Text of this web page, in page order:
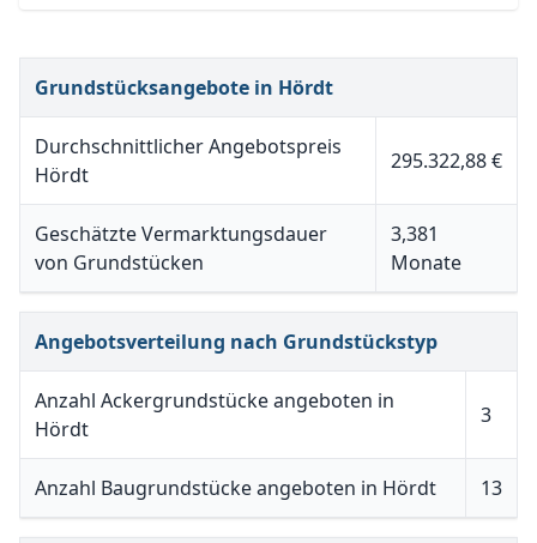
Grundstücksangebote in Hördt
Durchschnittlicher Angebotspreis
Hördt
295.322,88 €
Geschätzte Vermarktungsdauer
von Grundstücken
3,381
Monate
Angebotsverteilung nach Grundstückstyp
Anzahl Ackergrundstücke angeboten in
Hördt
3
Anzahl Baugrundstücke angeboten in Hördt 13